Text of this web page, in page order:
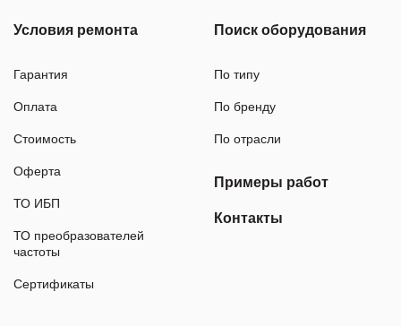
Условия ремонта
Гарантия
Оплата
Стоимость
Оферта
ТО ИБП
ТО преобразователей
частоты
Сертификаты
Поиск оборудования
По типу
По бренду
По отрасли
Примеры работ
Контакты